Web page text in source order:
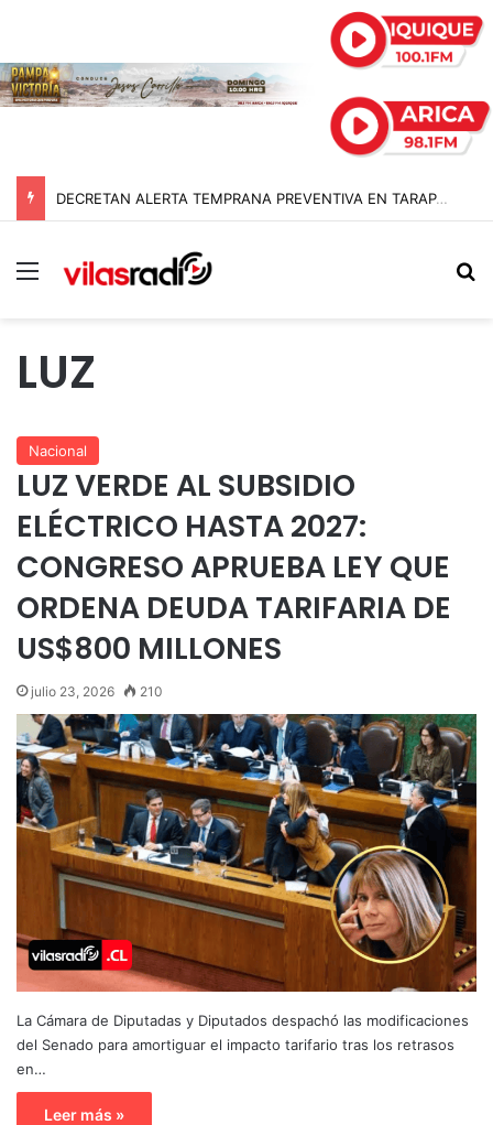
DECRETAN ALERTA TEMPRANA PREVENTIVA EN TARAPACÁ POR NEVADAS, LLUVIAS Y TORMENTAS ELÉCTRICAS
Menú
LUZ
Nacional
LUZ VERDE AL SUBSIDIO
ELÉCTRICO HASTA 2027:
CONGRESO APRUEBA LEY QUE
ORDENA DEUDA TARIFARIA DE
US$800 MILLONES
julio 23, 2026 210
La Cámara de Diputadas y Diputados despachó las modificaciones
del Senado para amortiguar el impacto tarifario tras los retrasos
en…
Leer más »